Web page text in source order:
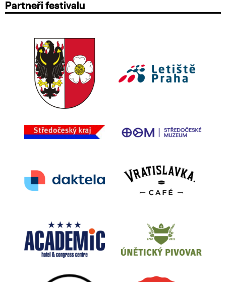
Partneři festivalu